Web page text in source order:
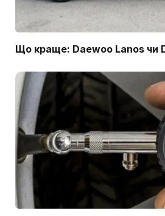
Що краще: Daewoo Lanos чи